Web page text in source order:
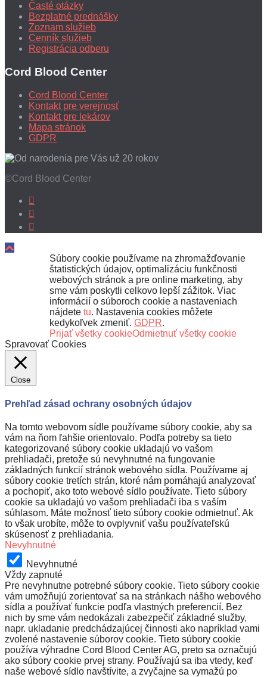
Časté otázky
Bezplatné prednášky
Zoznam služieb
Cenník služieb
Registrácia odberu
Cord Blood Center
Cord Blood Center
Kontakt pre verejnosť
Kontakt pre lekárov
Mapa stránok
GDPR
©Cord Blood Center
Súbory cookie používame na zhromažďovanie
štatistických údajov, optimalizáciu funkčnosti
webových stránok a pre online marketing, aby
sme vám poskytli celkovo lepší zážitok. Viac
informácií o súboroch cookie a nastaveniach
nájdete tu. Nastavenia cookies môžete
kedykoľvek zmeniť. GDPR.
Prijať všetky cookieOdmietnuť všetky cookie
Spravovať Cookies
Close
Prehľad zásad ochrany osobných údajov
Na tomto webovom sídle používame súbory cookie, aby sa
vám na ňom ľahšie orientovalo. Podľa potreby sa tieto
kategorizované súbory cookie ukladajú vo vašom
prehliadači, pretože sú nevyhnutné na fungovanie
základných funkcií stránok webového sídla. Používame aj
súbory cookie tretích strán, ktoré nám pomáhajú analyzovať
a pochopiť, ako toto webové sídlo používate. Tieto súbory
cookie sa ukladajú vo vašom prehliadači iba s vaším
súhlasom. Máte možnosť tieto súbory cookie odmietnuť. Ak
to však urobíte, môže to ovplyvniť vašu používateľskú
skúsenosť z prehliadania.
Nevyhnutné
Nevyhnutné
Vždy zapnuté
Pre nevyhnutne potrebné súbory cookie. Tieto súbory cookie
vám umožňujú zorientovať sa na stránkach nášho webového
sídla a používať funkcie podľa vlastných preferencií. Bez
nich by sme vám nedokázali zabezpečiť základné služby,
napr. ukladanie predchádzajúcej činnosti ako napríklad vami
zvolené nastavenie súborov cookie. Tieto súbory cookie
používa výhradne Cord Blood Center AG, preto sa označujú
ako súbory cookie prvej strany. Používajú sa iba vtedy, keď
naše webové sídlo navštívite, a zvyčajne sa vymažú po